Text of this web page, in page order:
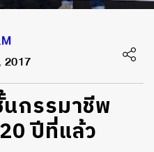
2017
กรรมาชีพ
ปีที่แล้ว